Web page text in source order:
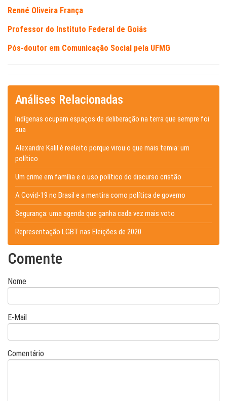
Renné Oliveira França
Professor do Instituto Federal de Goiás
Pós-doutor em Comunicação Social pela UFMG
Análises Relacionadas
Indígenas ocupam espaços de deliberação na terra que sempre foi
sua
Alexandre Kalil é reeleito porque virou o que mais temia: um
político
Um crime em família e o uso político do discurso cristão
A Covid-19 no Brasil e a mentira como política de governo
Segurança: uma agenda que ganha cada vez mais voto
Representação LGBT nas Eleições de 2020
Comente
Nome
E-Mail
Comentário